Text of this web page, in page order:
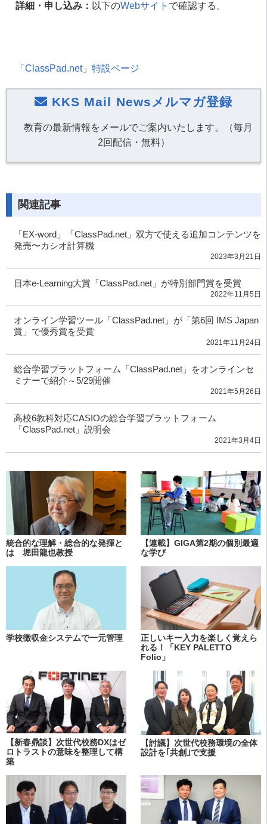
詳細・申し込み： 以下のWebサイト で確認する。
「 ClassPad.net」特設ページ
KKS Mail Newsメルマガ登録
教育の最新情報をメールでご案内いたします。（毎月
2回配信・無料）
関連記事
「EX-word」「ClassPad.net」双方で使える追加コンテンツを
発売〜カシオ計算機
2023年3月21日
日本e-Learning大賞「ClassPad.net」が特別部門賞を受賞
2022年11月5日
オンライン学習ツール「ClassPad.net」が「第6回 IMS Japan
賞」で優秀賞を受賞
2021年11月24日
総合学習プラットフォーム「ClassPad.net」をオンラインセ
ミナーで紹介～5/29開催
2021年5月26日
高校6教科対応CASIOの総合学習プラットフォーム
「ClassPad.net」説明会
2021年3月4日
統合的な理解・総合的な発揮と
は 堀田龍也教授
【連載】GIGA第2期の個別最適
な学び
学校徴収金システムで一元管理
正しいキー入力を楽しく覚えら
れる！「KEY PALETTO
Folio」
【新春鼎談】次世代校務DXはゼ
ロトラストの意味を整理して構
築
【討議】次世代校務環境の全体
設計を｢共創｣で支援